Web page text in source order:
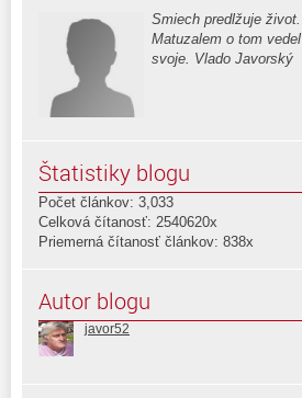
Smiech predlžuje život.
Matuzalem o tom vedel
svoje. Vlado Javorský
Štatistiky blogu
Počet článkov: 3,033
Celková čítanosť: 2540620x
Priemerná čítanosť článkov: 838x
Autor blogu
javor52